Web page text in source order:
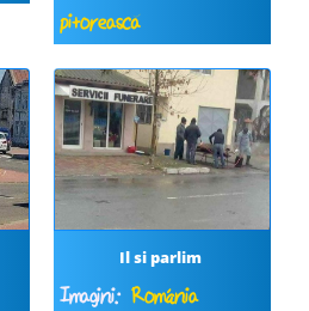
pitorească
Il si parlim
Imagini:România